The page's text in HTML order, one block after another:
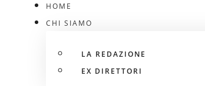
HOME
CHI SIAMO
LA REDAZIONE
EX DIRETTORI